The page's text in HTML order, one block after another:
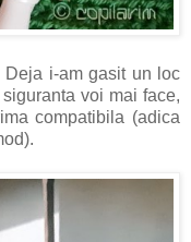
Deja i-am gasit un loc
voi mai face,
compatibila (adica